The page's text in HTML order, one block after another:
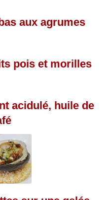
aux agrumes
pois et morilles
acidulé, huile de